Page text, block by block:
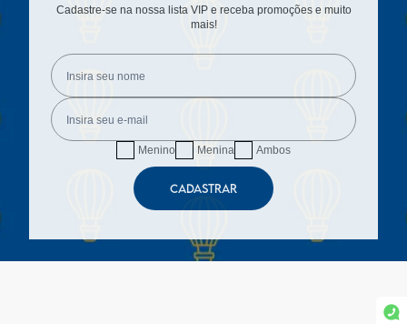
Cadastre-se na nossa lista VIP e receba promoções e muito
mais!
Menino Menina Ambos
CADASTRAR